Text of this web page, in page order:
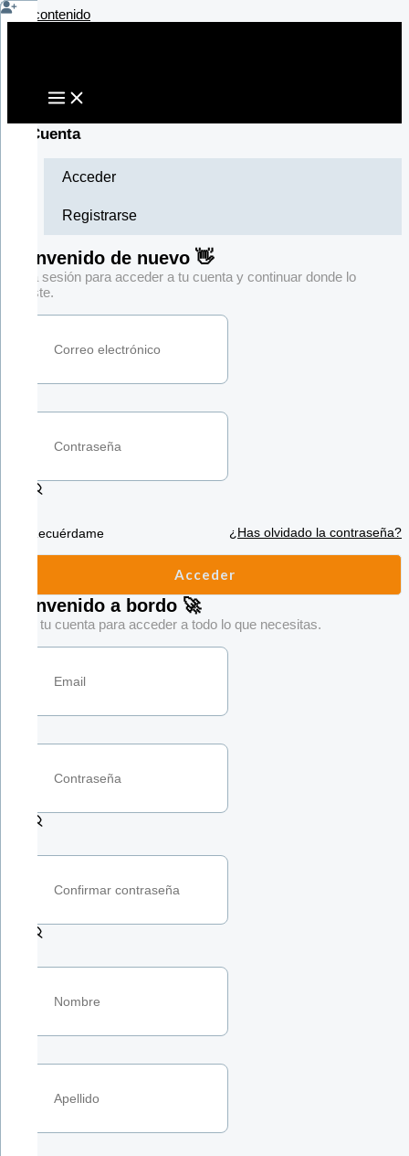
Ir al contenido
Mi Cuenta
Acceder
Registrarse
Bienvenido de nuevo 👋
Inicia sesión para acceder a tu cuenta y continuar donde lo
dejaste.
Recuérdame ¿Has olvidado la contraseña?
Acceder
Bienvenido a bordo 🚀
Crea tu cuenta para acceder a todo lo que necesitas.